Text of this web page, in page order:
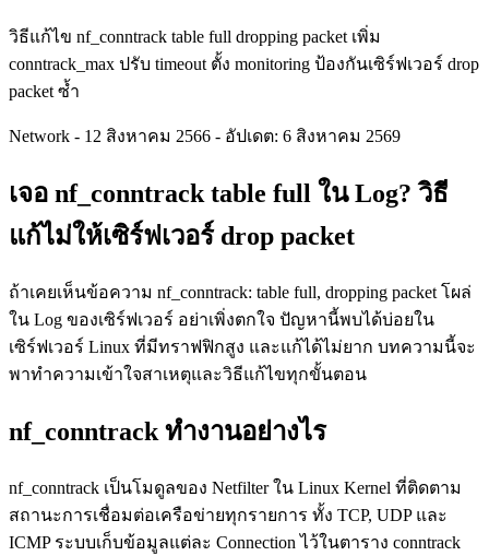
วิธีแก้ไข nf_conntrack table full dropping packet เพิ่ม
conntrack_max ปรับ timeout ตั้ง monitoring ป้องกันเซิร์ฟเวอร์ drop
packet ซ้ำ
Network - 12 สิงหาคม 2566 - อัปเดต: 6 สิงหาคม 2569
เจอ nf_conntrack table full ใน Log? วิธี
แก้ไม่ให้เซิร์ฟเวอร์ drop packet
ถ้าเคยเห็นข้อความ nf_conntrack: table full, dropping packet โผล่
ใน Log ของเซิร์ฟเวอร์ อย่าเพิ่งตกใจ ปัญหานี้พบได้บ่อยใน
เซิร์ฟเวอร์ Linux ที่มีทราฟฟิกสูง และแก้ได้ไม่ยาก บทความนี้จะ
พาทำความเข้าใจสาเหตุและวิธีแก้ไขทุกขั้นตอน
nf_conntrack ทำงานอย่างไร
nf_conntrack เป็นโมดูลของ Netfilter ใน Linux Kernel ที่ติดตาม
สถานะการเชื่อมต่อเครือข่ายทุกรายการ ทั้ง TCP, UDP และ
ICMP ระบบเก็บข้อมูลแต่ละ Connection ไว้ในตาราง conntrack